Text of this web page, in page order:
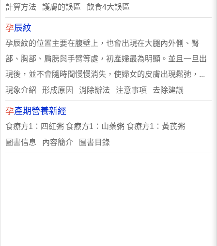
計算方法 護膚的誤區 飲食4大誤區
孕辰紋
孕辰紋的位置主要在腹壁上，也會出現在大腿內外側、臀
部、胸部、肩膀與手臂等處，初產婦最為明顯。並且一旦出
現後，並不會隨時間慢慢消失，使婦女的皮膚出現鬆弛，...
現象介紹 形成原因 消除辦法 注意事項 去除建議
孕產期營養新經
食療方1：四紅粥 食療方1：山藥粥 食療方1：黃芪粥
圖書信息 內容簡介 圖書目錄